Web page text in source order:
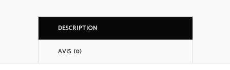
DESCRIPTION
AVIS (0)